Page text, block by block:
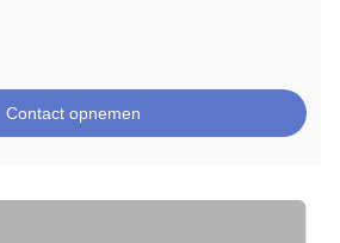
Contact opnemen